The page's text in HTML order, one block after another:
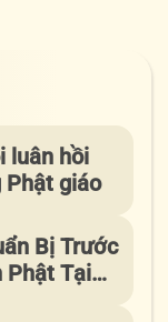
luân hồi
Phật giáo
Bị Trước
Phật Tại